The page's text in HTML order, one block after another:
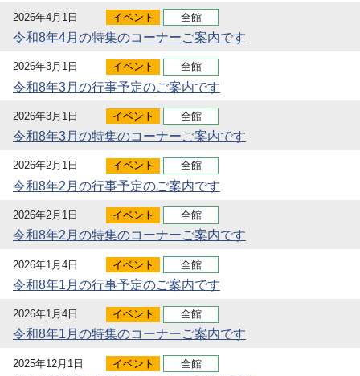
2026年4月1日 イベント 全館
令和8年4月の特集のコーナーご案内です
2026年3月1日 イベント 全館
令和8年3月の行事予定のご案内です
2026年3月1日 イベント 全館
令和8年3月の特集のコーナーご案内です
2026年2月1日 イベント 全館
令和8年2月の行事予定のご案内です
2026年2月1日 イベント 全館
令和8年2月の特集のコーナーご案内です
2026年1月4日 イベント 全館
令和8年1月の行事予定のご案内です
2026年1月4日 イベント 全館
令和8年1月の特集のコーナーご案内です
2025年12月1日 イベント 全館